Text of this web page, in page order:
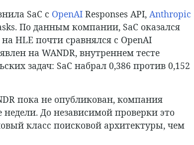
SaC с OpenAI Responses API, Anthropic
По данным компании, SaC оказался
HLE почти сравнялся с OpenAI
на WANDR, внутреннем тесте
задач: SaC набрал 0,386 против 0,152
пока не опубликован, компания
До независимой проверки это
класс поисковой архитектуры, чем